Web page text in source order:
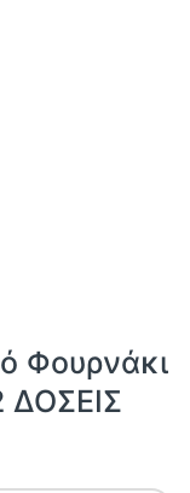
Φουρνάκι
ΔΟΣΕΙΣ